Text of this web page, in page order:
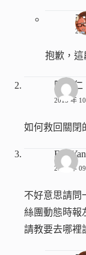
抱歉，這
陳琮仁
2015 年
如何救回關閉
Eris
2015 年
不好意思請問
絲團動態時報
請教要去哪裡